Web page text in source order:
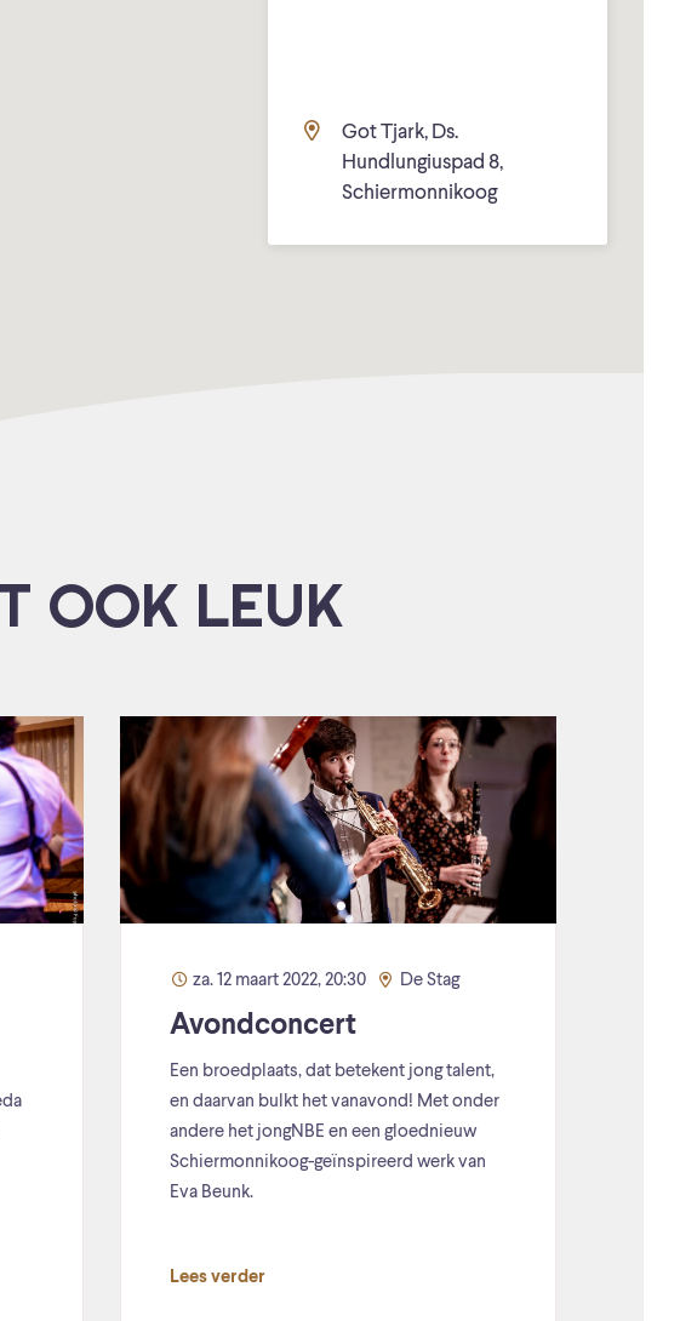
Got Tjark, Ds.
Hundlungiuspad 8,
Schiermonnikoog
OOK LEUK
za. 12 maart 2022, 20:30 De Stag
Avondconcert
Een broedplaats, dat betekent jong talent,
en daarvan bulkt het vanavond! Met onder
andere het jongNBE en een gloednieuw
Schiermonnikoog-geïnspireerd werk van
Eva Beunk.
Lees verder